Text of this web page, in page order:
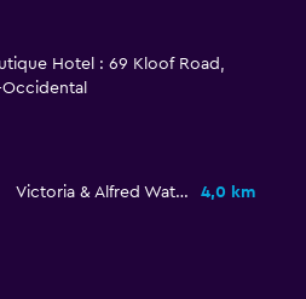
Hotel : 69 Kloof Road,
Victoria & Alfred Waterfront
4,0 km